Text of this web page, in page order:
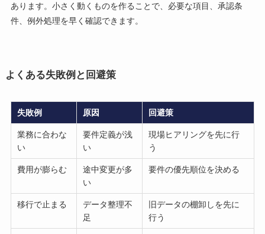
あります。小さく動くものを作ることで、必要な項目、承認条
件、例外処理を早く確認できます。
よくある失敗例と回避策
失敗例 原因 回避策
業務に合わな
い
要件定義が浅
い
現場ヒアリングを先に行
う
費用が膨らむ
途中変更が多
い
要件の優先順位を決める
移行で止まる
データ整理不
足
旧データの棚卸しを先に
行う